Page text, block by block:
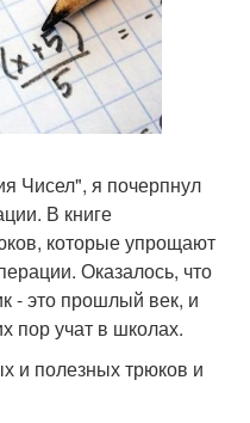
Чисел", я почерпнул
В книге
которые упрощают
Оказалось, что
- это прошлый век, и
пор учат в школах.
и полезных трюков и